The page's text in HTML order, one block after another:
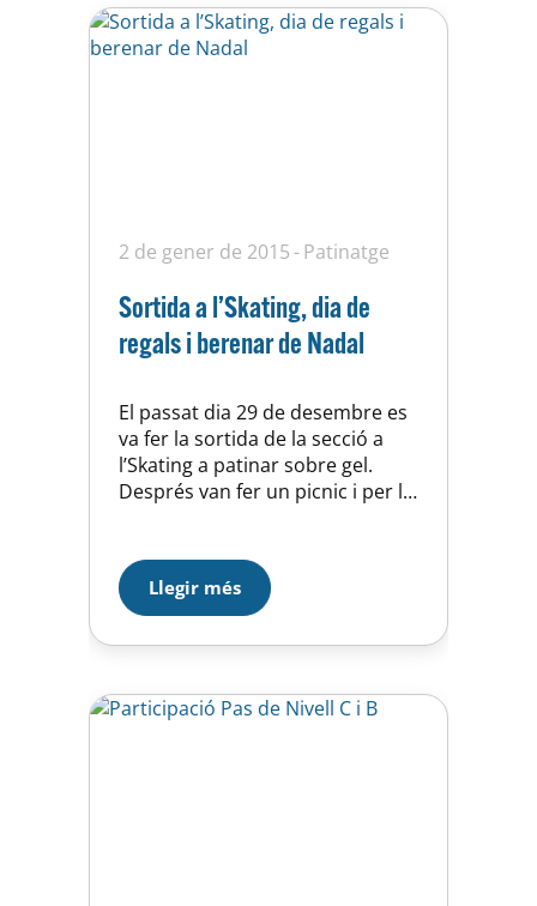
2 de gener de 2015 Patinatge
Sortida a l’Skating, dia de
regals i berenar de Nadal
El passat dia 29 de desembre es
va fer la sortida de la secció a
l’Skating a patinar sobre gel.
Després van fer un picnic i per la
on tothom ha pogut gaudir de
regals. Al final es va fer el
tradicional berenar de Nadal
amb…
Llegir més